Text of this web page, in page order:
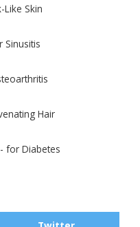
Skin
Sinusitis
Hair
for Diabetes